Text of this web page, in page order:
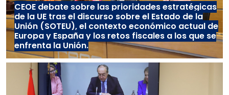
CEOE debate sobre las prioridades estratégicas
de la UE tras el discurso sobre el Estado de la
Unión (SOTEU), el contexto económico actual de
Europa y España y los retos fiscales a los que se
enfrenta la Unión.